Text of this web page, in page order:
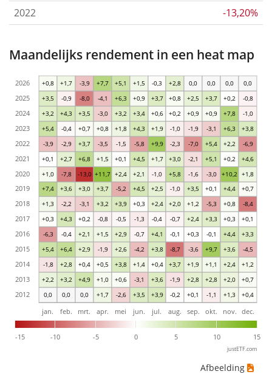
2022
-13,20%
Maandelijks rendement in een heat map
0,0 0,0 0,0 +1,7 -2,6 +3,5 +3,9 -0,2 +0,1 -1,1 +1,3 +0,4
+2,2 +3,2 +4,9 +1,0 +0,6 -3,1 +3,6 -1,9 +2,8 +2,8 +2,0 +0,7
-1,8 +2,8 +0,4 +0,5 +3,8 +1,4 +0,4 +3,7 +1,9 +1,1 +2,4 +1,2
+5,4 +6,4 +2,9 -1,9 +2,6 -4,2 +3,8 -8,7 -3,6 +9,7 +3,6 -4,5
-6,3 -0,4 +2,1 +1,5 +2,9 -0,7 +4,1 -0,1 +0,3 -0,1 +4,4 +3,3
+0,3 +4,3 +0,2 -0,8 -0,5 -1,3 -0,4 -0,7 +2,4 +3,3 +0,3 +0,1
+1,3 -2,2 -3,1 +3,2 +3,9 +0,3 +2,4 +2,0 +1,2 -5,3 +0,8 -8,4
+7,4 +3,6 +3,0 +3,7 -5,2 +4,5 +2,5 -1,0 +3,5 +0,1 +4,4 +0,7
+1,0 -7,8 -13,0 +11,7 +2,4 +2,1 -1,0 +5,8 -1,6 -3,0 +10,2 +1,8
+0,1 +2,7 +6,8 +1,5 +0,1 +4,5 +1,7 +3,0 -2,1 +5,1 +0,2 +4,6
-3,9 -2,9 +3,7 -3,5 -1,5 -5,8 +9,9 -2,3 -7,0 +5,4 +2,2 -6,9
+5,4 -0,4 +0,7 +0,8 +1,8 +4,3 +1,9 -1,0 -1,9 -3,1 +6,3 +3,8
+3,2 +4,3 +3,5 -3,0 +3,2 +3,4 +0,6 +0,2 +0,9 +0,9 +7,8 -1,0
+3,5 -0,9 -8,0 -4,1 +6,3 +0,9 +3,7 +0,8 +2,5 +3,7 +0,2 -0,8
+0,8 +1,7 -3,9 +7,7 +5,1 +1,5 -0,3 +2,8 0,0 0,0 0,0 0,0
-15 -10 -5 0 5 10 15
jan. feb. mrt. apr. mei jun. jul. aug. sep. okt. nov. dec.
2012
2013
2014
2015
2016
2017
2018
2019
2020
2021
2022
2023
2024
2025
2026
justETF.com
Afbeelding